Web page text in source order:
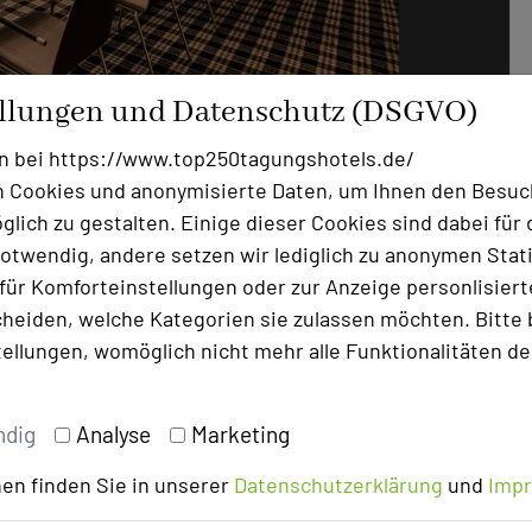
und Datenschutz (DSGVO)
bei https://www.top250tagungshotels.de/
und anonymisierte Daten, um Ihnen den
zu gestalten. Einige dieser Cookies sind dabei für
andere setzen wir lediglich zu anonymen
Komforteinstellungen oder zur Anzeige
welche Kategorien sie zulassen möchten. Bitte
womöglich nicht mehr alle Funktionalitäten
Analyse Marketing
finden Sie in unserer Datenschutzerklärung und
Videosoundbar und ClickShare,
Ansprüche: Tagen im Waldhotel
Top-Komfort. Die neuen XXL-
hochauflösende Videokonferenzen,
alle Teilnehmer am Tisch zu
Es gibt keine Echo-Effekte und alles
ClickShare sind flexible, hybride
sichere Cloud verwaltet . Und
gängigen Tagungs- und